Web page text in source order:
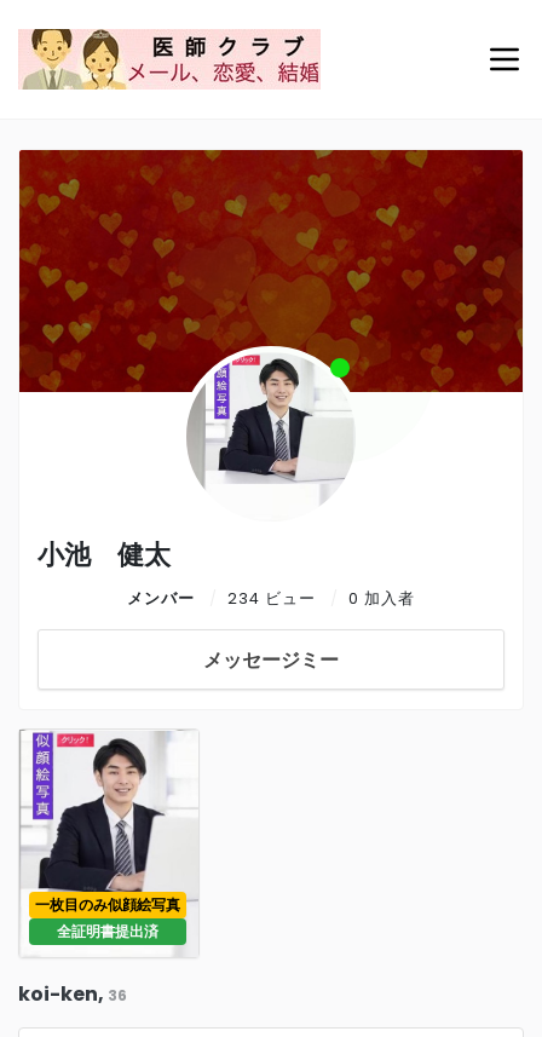
小池 健太
メンバー 234 ビュー 0 加入者
メッセージミー
一枚目のみ似顔絵写真
全証明書提出済
koi-ken, 36